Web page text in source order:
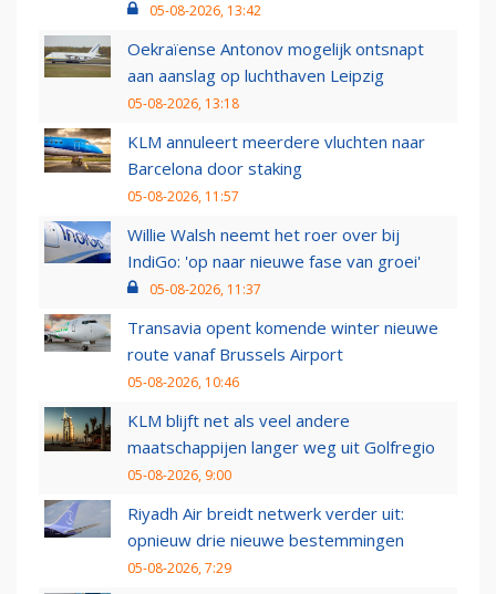
05-08-2026, 13:42
Oekraïense Antonov mogelijk ontsnapt
aan aanslag op luchthaven Leipzig
05-08-2026, 13:18
KLM annuleert meerdere vluchten naar
Barcelona door staking
05-08-2026, 11:57
Willie Walsh neemt het roer over bij
IndiGo: 'op naar nieuwe fase van groei'
05-08-2026, 11:37
Transavia opent komende winter nieuwe
route vanaf Brussels Airport
05-08-2026, 10:46
KLM blijft net als veel andere
maatschappijen langer weg uit Golfregio
05-08-2026, 9:00
Riyadh Air breidt netwerk verder uit:
opnieuw drie nieuwe bestemmingen
05-08-2026, 7:29